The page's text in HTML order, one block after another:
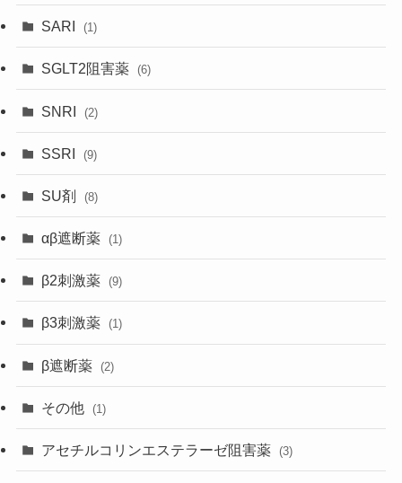
SARI (1)
SGLT2阻害薬 (6)
SNRI (2)
SSRI (9)
SU剤 (8)
αβ遮断薬 (1)
β2刺激薬 (9)
β3刺激薬 (1)
β遮断薬 (2)
その他 (1)
アセチルコリンエステラーゼ阻害薬 (3)